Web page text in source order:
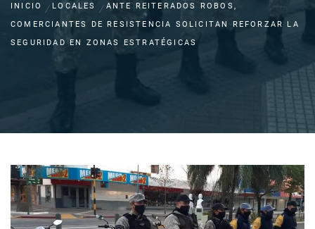
INICIO LOCALES
ANTE REITERADOS ROBOS,
COMERCIANTES DE RESISTENCIA SOLICITAN REFORZAR LA
SEGURIDAD EN ZONAS ESTRATÉGICAS